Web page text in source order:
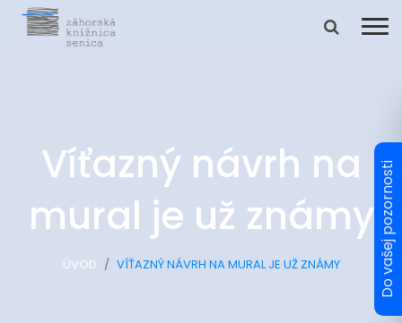
Víťazný návrh na
mural je už známy
ÚVOD VÍŤAZNÝ NÁVRH NA MURAL JE UŽ ZNÁMY